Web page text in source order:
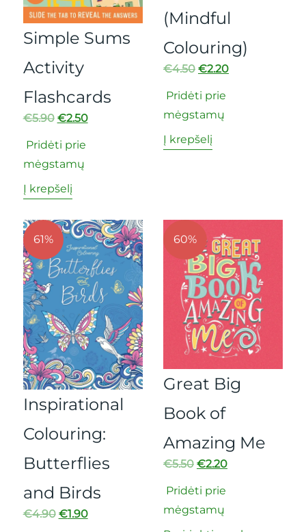
Simple Sums
Activity
Flashcards
€5.90 €2.50
Pridėti prie
mėgstamų
Į krepšelį
(Mindful
Colouring)
€4.50 €2.20
Pridėti prie
mėgstamų
Į krepšelį
Inspirational
Colouring:
Butterflies
and Birds
€4.90 €1.90
61%
Great Big
Book of
Amazing Me
€5.50 €2.20
Pridėti prie
mėgstamų
60%